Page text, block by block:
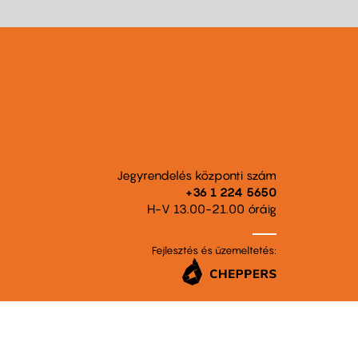
Jegyrendelés központi szám
+36 1 224 5650
H-V 13.00-21.00 óráig
Fejlesztés és üzemeltetés: